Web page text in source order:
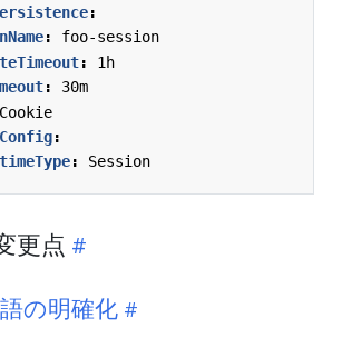
:
:
foo-session
:
1h
:
30m
Cookie
:
: Session
更点
の明確化